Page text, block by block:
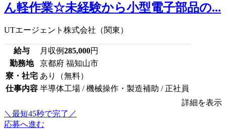
ん軽作業☆未経験から小型電子部品の...
UTエージェント株式会社（関東）
給与 月収例285,000円
勤務地
京都府 福知山市
寮・社宅 あり（無料）
仕事内容 半導体工場 / 機械操作・製造補助 / 正社員
詳細を表示
＼最短45秒で完了／
応募へ進む